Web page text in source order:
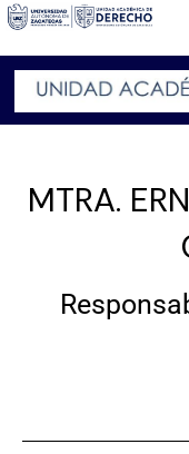
Ir
contenido
MTRA.